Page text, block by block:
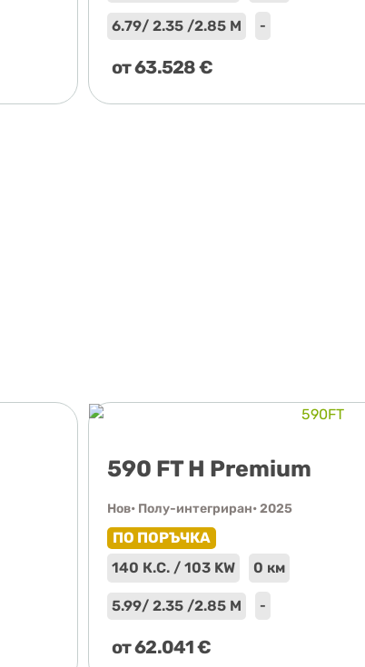
6.79/ 2.35 /2.85 М -
от63.528€
590 FT H Premium
Нов• Полу-интегриран• 2025
ПО ПОРЪЧКА
140 К.С. / 103 KW
0 км
5.99/ 2.35 /2.85 М -
от62.041€